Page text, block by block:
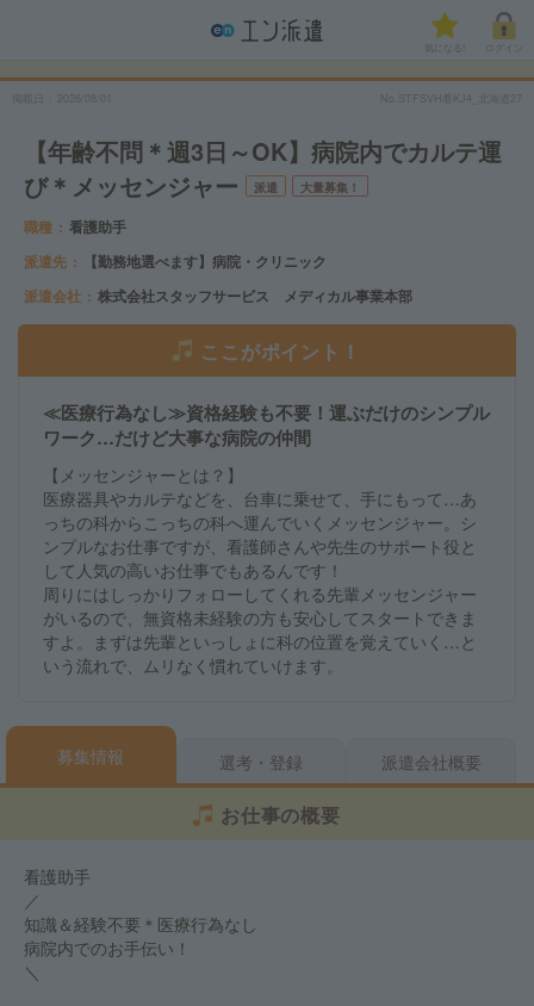
気になる!
2026/08/01 No.STFSVH看KJ4_北海道27
【年齢不問＊週3日～OK】病院内でカルテ運
び＊メッセンジャー
派遣 大量募集！
職種
看護助手
派遣先
【勤務地選べます】病院・クリニック
派遣会社
株式会社スタッフサービス メディカル事業本部
ここがポイント！
≪医療行為なし≫資格経験も不要！運ぶだけのシンプル
ワーク…だけど大事な病院の仲間
【メッセンジャーとは？】
医療器具やカルテなどを、台車に乗せて、手にもって…あ
っちの科からこっちの科へ運んでいくメッセンジャー。シ
ンプルなお仕事ですが、看護師さんや先生のサポート役と
して人気の高いお仕事でもあるんです！
周りにはしっかりフォローしてくれる先輩メッセンジャー
がいるので、無資格未経験の方も安心してスタートできま
すよ。まずは先輩といっしょに科の位置を覚えていく…と
いう流れで、ムリなく慣れていけます。
募集情報 選考・登録 派遣会社概要
お仕事の概要
看護助手
／
知識＆経験不要＊医療行為なし
病院内でのお手伝い！
＼